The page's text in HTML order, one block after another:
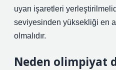
uyarı işaretleri
seviyesinden yüksekliği en
olmalıdır.
Neden olimpiyat